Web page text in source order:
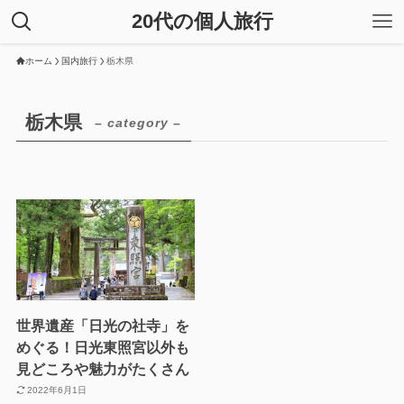
20代の個人旅行
ホーム 国内旅行 栃木県
栃木県 – category –
世界遺産「日光の社寺」を
めぐる！日光東照宮以外も
見どころや魅力がたくさん
2022年6月1日